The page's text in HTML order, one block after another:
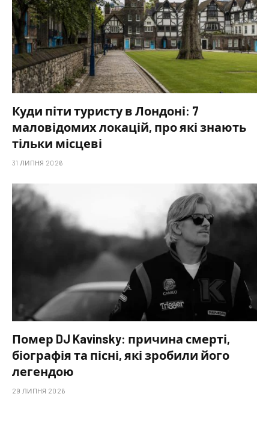
Куди піти туристу в Лондоні: 7
маловідомих локацій, про які знають
тільки місцеві
31 ЛИПНЯ 2026
Помер DJ Kavinsky: причина смерті,
біографія та пісні, які зробили його
легендою
29 ЛИПНЯ 2026